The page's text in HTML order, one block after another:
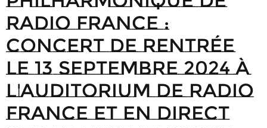
Radio France :
concert de rentrée
le 13 septembre 2024 à
l'Auditorium de Radio
France et en direct